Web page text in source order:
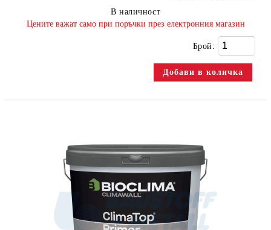
В наличност
​Цените важат само при поръчки през електронния магазин
Брой: